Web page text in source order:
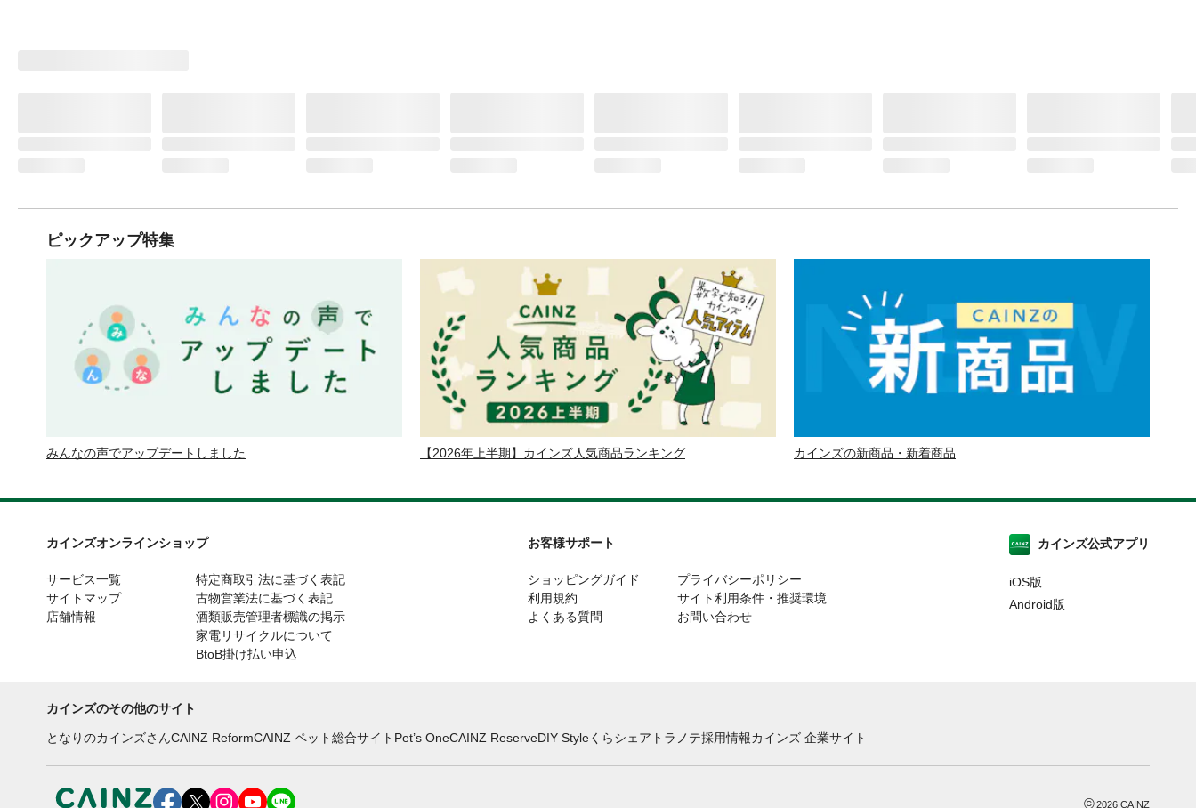
ピックアップ特集
みんなの声でアップデートしました 【2026年上半期】カインズ人気商品ランキング カインズの新商品・新着商品
カインズオンラインショップ
サービス一覧
サイトマップ
店舗情報
特定商取引法に基づく表記
古物営業法に基づく表記
酒類販売管理者標識の掲示
家電リサイクルについて
BtoB掛け払い申込
お客様サポート
ショッピングガイド
利用規約
よくある質問
プライバシーポリシー
サイト利用条件・推奨環境
お問い合わせ
カインズ公式アプリ
iOS版
Android版
カインズのその他のサイト
となりのカインズさんCAINZ ReformCAINZ ペット総合サイト Pet’s OneCAINZ ReserveDIY Styleくらシェア トラノテ採用情報カインズ 企業サイト
©2026 CAINZ